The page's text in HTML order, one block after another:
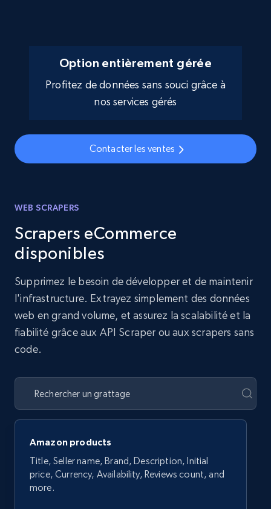
Option entièrement gérée
Profitez de données sans souci grâce à
nos services gérés
Contacter les ventes
WEB SCRAPERS
Scrapers eCommerce
disponibles
Supprimez le besoin de développer et de maintenir
l'infrastructure. Extrayez simplement des données
web en grand volume, et assurez la scalabilité et la
fiabilité grâce aux API Scraper ou aux scrapers sans
code.
Amazon products
Title, Seller name, Brand, Description, Initial
price, Currency, Availability, Reviews count, and
more.